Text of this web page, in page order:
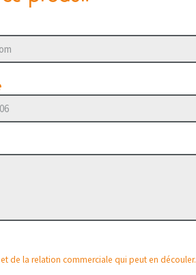
de la relation commerciale qui peut en découler.